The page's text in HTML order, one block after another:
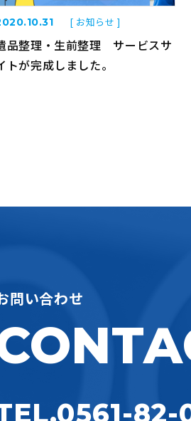
[ お知らせ ]
品整理・生前整理 サービスサ
トが完成しました。
問い合わせ